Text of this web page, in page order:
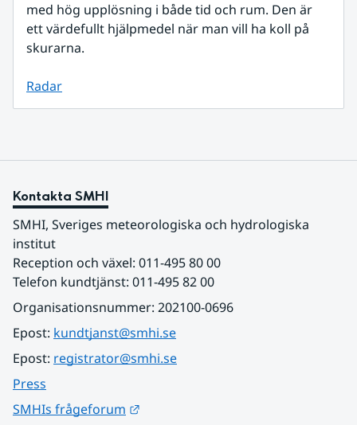
med hög upplösning i både tid och rum. Den är
ett värdefullt hjälpmedel när man vill ha koll på
skurarna.
Radar
Kontakta SMHI
SMHI, Sveriges meteorologiska och hydrologiska
institut
Reception och växel: 011-495 80 00
Telefon kundtjänst: 011-495 82 00
Organisationsnummer: 202100-0696
Epost: kundtjanst@smhi.se
Epost: registrator@smhi.se
Press
SMHIs frågeforum